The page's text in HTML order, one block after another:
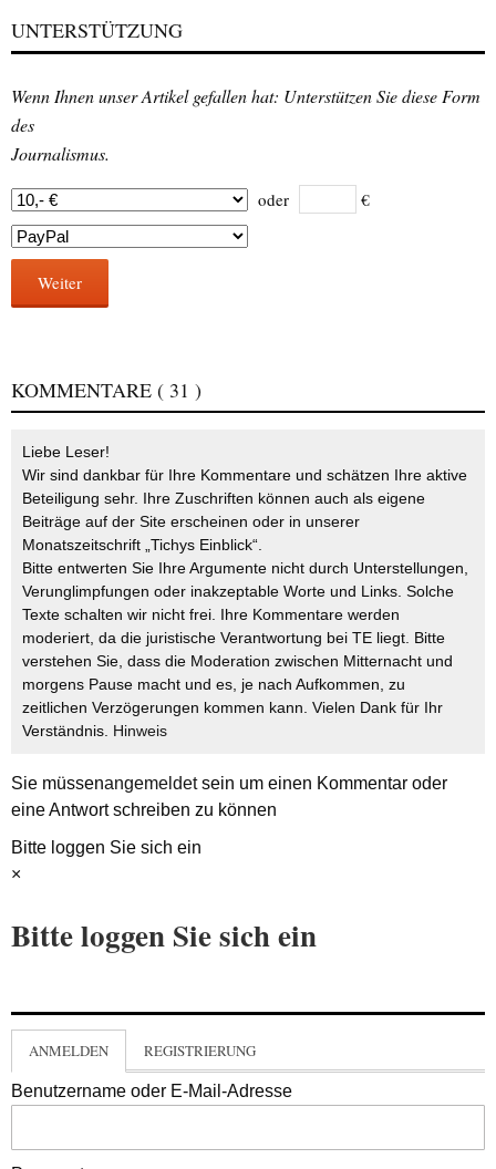
UNTERSTÜTZUNG
Wenn Ihnen unser Artikel gefallen hat: Unterstützen Sie diese Form
des
Journalismus.
oder €
Weiter
KOMMENTARE ( 31 )
Liebe Leser!
Wir sind dankbar für Ihre Kommentare und schätzen Ihre aktive
Beteiligung sehr. Ihre Zuschriften können auch als eigene
Beiträge auf der Site erscheinen oder in unserer
Monatszeitschrift „Tichys Einblick“.
Bitte entwerten Sie Ihre Argumente nicht durch Unterstellungen,
Verunglimpfungen oder inakzeptable Worte und Links. Solche
Texte schalten wir nicht frei. Ihre Kommentare werden
moderiert, da die juristische Verantwortung bei TE liegt. Bitte
verstehen Sie, dass die Moderation zwischen Mitternacht und
morgens Pause macht und es, je nach Aufkommen, zu
zeitlichen Verzögerungen kommen kann. Vielen Dank für Ihr
Verständnis. Hinweis
Sie müssenangemeldetsein um einen Kommentar oder
eine Antwort schreiben zu können
Bitte loggen Sie sich ein
×
Bitte loggen Sie sich ein
ANMELDEN REGISTRIERUNG
Benutzername oder E-Mail-Adresse